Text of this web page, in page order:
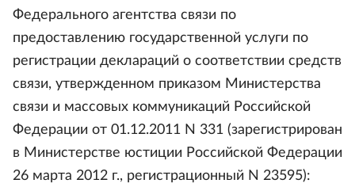
Федерального агентства связи по
предоставлению государственной услуги по
регистрации деклараций о соответствии средств
связи, утвержденном приказом Министерства
связи и массовых коммуникаций Российской
Федерации от 01.12.2011 N 331 (зарегистрирован
в Министерстве юстиции Российской Федерации
26 марта 2012 г., регистрационный N 23595):